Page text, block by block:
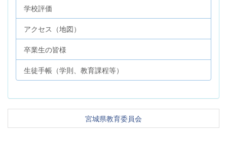
学校評価
アクセス（地図）
卒業生の皆様
生徒手帳（学則、教育課程等）
宮城県教育委員会